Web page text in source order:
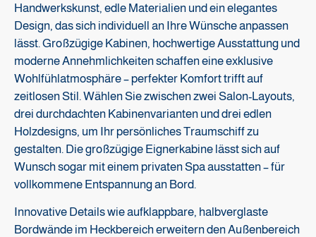
Handwerkskunst, edle Materialien und ein elegantes
Design, das sich individuell an Ihre Wünsche anpassen
lässt. Großzügige Kabinen, hochwertige Ausstattung und
moderne Annehmlichkeiten schaffen eine exklusive
Wohlfühlatmosphäre – perfekter Komfort trifft auf
zeitlosen Stil. Wählen Sie zwischen zwei Salon-Layouts,
drei durchdachten Kabinenvarianten und drei edlen
Holzdesigns, um Ihr persönliches Traumschiff zu
gestalten. Die großzügige Eignerkabine lässt sich auf
Wunsch sogar mit einem privaten Spa ausstatten – für
vollkommene Entspannung an Bord.
Innovative Details wie aufklappbare, halbverglaste
Bordwände im Heckbereich erweitern den Außenbereich